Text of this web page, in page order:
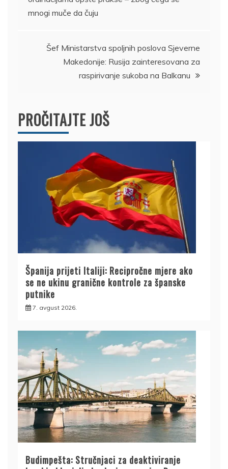
članka
mnogi muče da čuju
Šef Ministarstva spoljnih poslova Sjeverne
Makedonije: Rusija zainteresovana za
raspirivanje sukoba na Balkanu
PROČITAJTE JOŠ
Španija prijeti Italiji: Recipročne mjere ako
se ne ukinu granične kontrole za španske
putnike
7. avgust 2026.
Budimpešta: Stručnjaci za deaktiviranje